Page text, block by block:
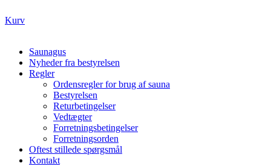
Kurv
Saunagus
Nyheder fra bestyrelsen
Regler
Ordensregler for brug af sauna
Bestyrelsen
Returbetingelser
Vedtægter
Forretningsbetingelser
Forretningsorden
Oftest stillede spørgsmål
Kontakt